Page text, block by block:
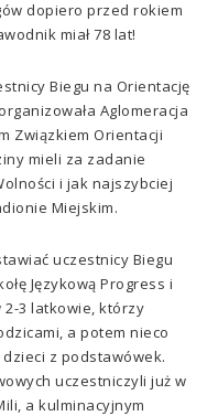
dopiero przed rokiem
miał 78 lat!
Biegu na Orientację
Aglomeracja
Związkiem Orientacji
mieli za zadanie
i jak najszybciej
Miejskim.
uczestnicy Biegu
Językową Progress i
2-3 latkowie, którzy
a potem nieco
z podstawówek.
uczestniczyli już w
a kulminacyjnym